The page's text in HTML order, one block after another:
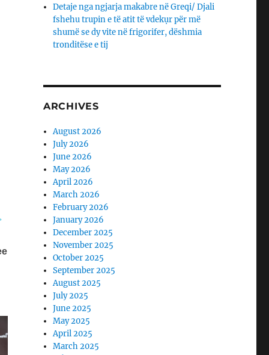
Detaje nga ngjarja makabre në Greqi/ Djali
fshehu trupin e të atit të vdekụr për më
shumë se dy vite në frigorifer, dëshmia
tronditëse e tij
ARCHIVES
August 2026
July 2026
June 2026
May 2026
April 2026
March 2026
February 2026
January 2026
December 2025
November 2025
October 2025
September 2025
August 2025
July 2025
June 2025
May 2025
April 2025
March 2025